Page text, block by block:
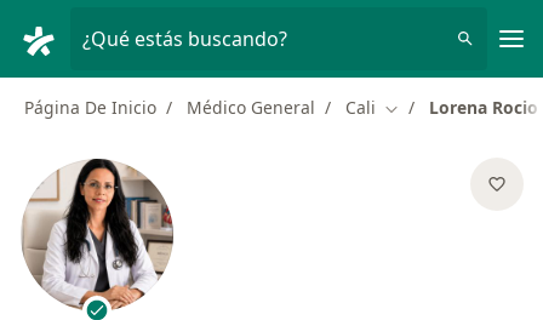
¿Qué estás buscando?
Página De Inicio Médico General Cali Cambiar de ciudad
Lorena